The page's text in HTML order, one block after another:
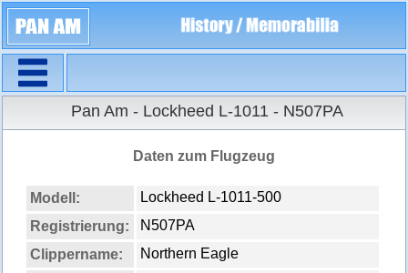
Pan Am - Lockheed L-1011 - N507PA
Daten zum Flugzeug
Modell:
Lockheed L-1011-500
Registrierung:
N507PA
Clippername:
Northern Eagle